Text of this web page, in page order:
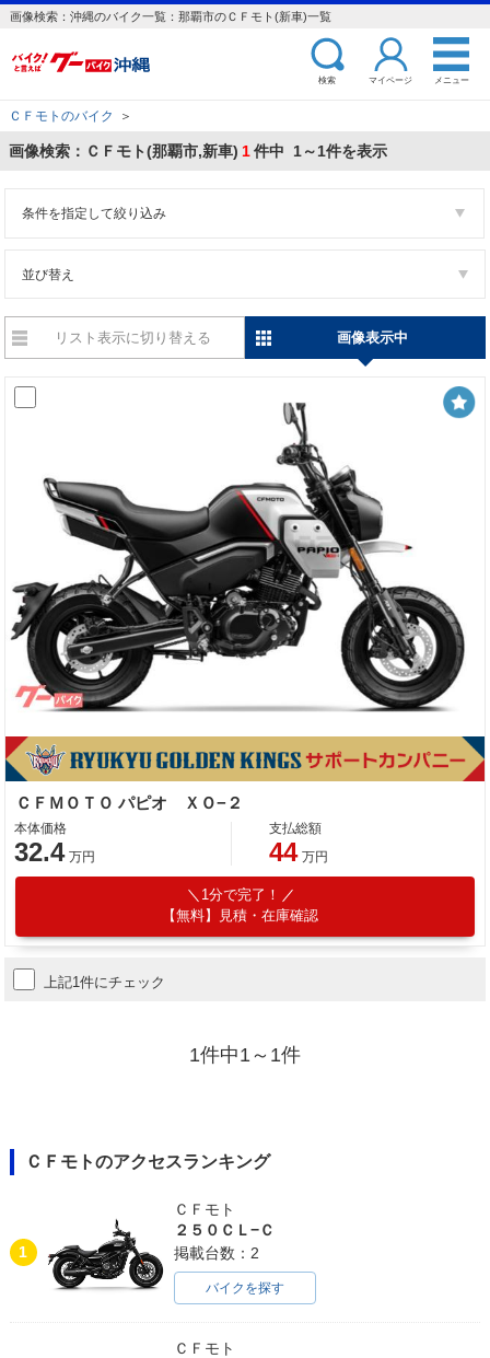
画像検索：沖縄のバイク一覧：那覇市のＣＦモト(新車)一覧
検索 マイページ メニュー
ＣＦモトのバイク ＞
画像検索：ＣＦモト(那覇市,新車) 1件中 1～1件を表示
条件を指定して絞り込み
並び替え
リスト表示に切り替える 画像表示中
ＣＦＭＯＴＯ パピオ ＸＯ−２
本体価格
32.4 万円
支払総額
44 万円
1分で完了！
【無料】見積・在庫確認
上記1件にチェック
1件中1～1件
ＣＦモトのアクセスランキング
1
ＣＦモト
２５０ＣＬ−Ｃ
掲載台数：2
バイクを探す
ＣＦモト